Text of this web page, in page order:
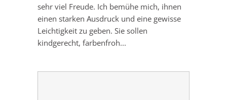
sehr viel Freude. Ich bemühe mich, ihnen
einen starken Ausdruck und eine gewisse
Leichtigkeit zu geben. Sie sollen
kindgerecht, farbenfroh...